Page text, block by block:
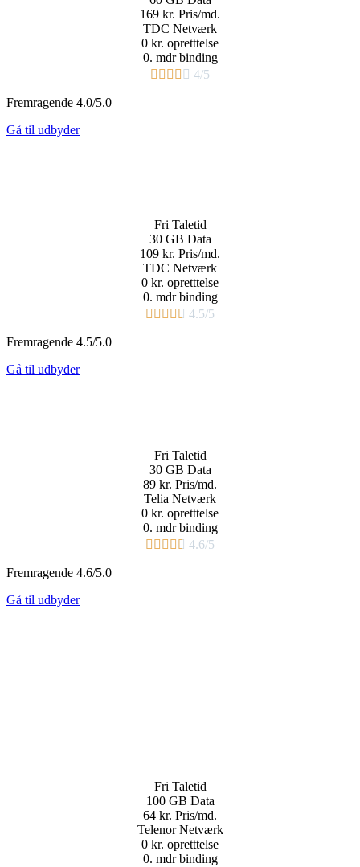
169 kr. Pris/md.​
TDC Netværk
0 kr. opretttelse
0. mdr binding​
     4/5
Fremragende 4.0/5.0
Gå til udbyder
Fri Taletid
30 GB Data
109 kr. Pris/md.​
TDC Netværk
0 kr. opretttelse
0. mdr binding​
     4.5/5
Fremragende 4.5/5.0
Gå til udbyder
Fri Taletid
30 GB Data
89 kr. Pris/md.​
Telia Netværk
0 kr. opretttelse
0. mdr binding​
     4.6/5
Fremragende 4.6/5.0
Gå til udbyder
Fri Taletid
100 GB Data
64 kr. Pris/md.​
Telenor Netværk
0 kr. opretttelse
0. mdr binding​